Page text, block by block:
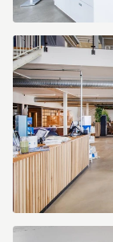
Kranbryggargatan
7
Kranbryggargatan